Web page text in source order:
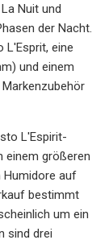
Nuit und
der Nacht.
L'Esprit, eine
und einem
L'Espirit-
einem größeren
Humidore auf
bestimmt
um ein
sind drei